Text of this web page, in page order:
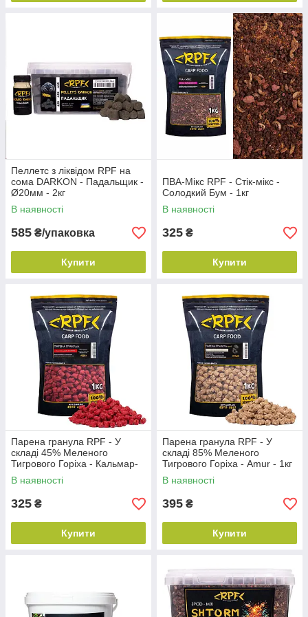
Пеллетс з ліквідом RPF на
сома DARKON - Падальщик -
Ø20мм - 2кг
В наявності
585 ₴/упаковка
Купити
ПВА-Мікс RPF - Стік-мікс -
Солодкий Бум - 1кг
В наявності
325 ₴
Купити
Парена гранула RPF - У
складі 45% Меленого
Тигрового Горіха - Кальмар-
Полуниця - 1кг
В наявності
325 ₴
Купити
Парена гранула RPF - У
складі 85% Меленого
Тигрового Горіха - Amur - 1кг
В наявності
395 ₴
Купити